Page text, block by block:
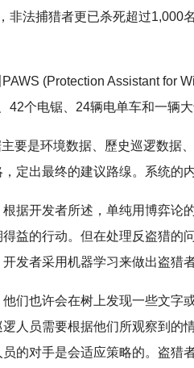
非法捕猎者更已杀死超过
(Protection Assistant for
个电锯、24辆电单车和一辆大
要是环境数据、歷史巡逻数
定出最终的建议路缐。系统的
据开发者所述，单纯用博弈
益的行动。但在处理反盗猎
发者采用机器学习来做出盗猎
们也许会在树上发现一些文
人员需要根据他们所观察到
的对手是会适应策略的。盗